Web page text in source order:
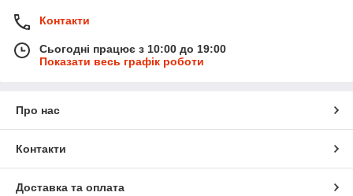
Контакти
Сьогодні працює з 10:00 до 19:00
Показати весь графік роботи
Про нас
Контакти
Доставка та оплата